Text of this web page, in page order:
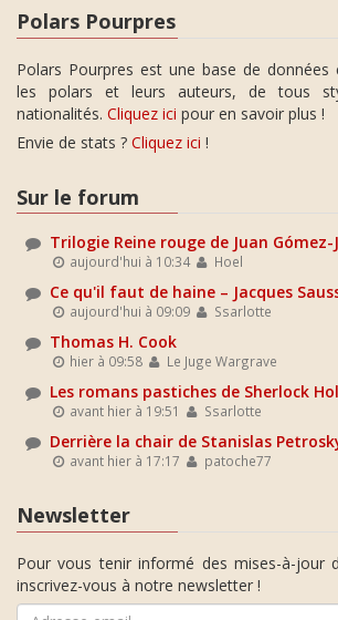
Polars Pourpres
Polars Pourpres est une base de données
les polars et leurs auteurs, de tous
nationalités. Cliquez ici pour en savoir plus !
Envie de stats ? Cliquez ici !
Sur le forum
Trilogie Reine rouge de Juan Gómez-
aujourd'hui à 10:34 Hoel
Ce qu'il faut de haine – Jacques
aujourd'hui à 09:09 Ssarlotte
Thomas H. Cook
hier à 09:58 Le Juge Wargrave
Les romans pastiches de Sherlock
avant hier à 19:51 Ssarlotte
Derrière la chair de Stanislas
avant hier à 17:17 patoche77
Newsletter
Pour vous tenir informé des mises-à-jour
inscrivez-vous à notre newsletter !